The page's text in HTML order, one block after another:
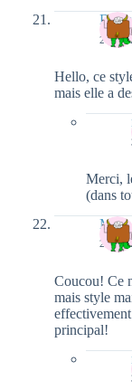
2 MAI
Hello, ce
mais elle a
Merci,
(dans
Mots
2 MAI
Coucou! Ce
mais style
principal!